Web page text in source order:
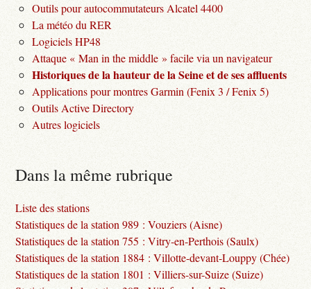
Outils pour autocommutateurs Alcatel 4400
La météo du RER
Logiciels HP48
Attaque « Man in the middle » facile via un navigateur
Historiques de la hauteur de la Seine et de ses affluents
Applications pour montres Garmin (Fenix 3 / Fenix 5)
Outils Active Directory
Autres logiciels
Dans la même rubrique
Liste des stations
Statistiques de la station 989 : Vouziers (Aisne)
Statistiques de la station 755 : Vitry-en-Perthois (Saulx)
Statistiques de la station 1884 : Villotte-devant-Louppy (Chée)
Statistiques de la station 1801 : Villiers-sur-Suize (Suize)